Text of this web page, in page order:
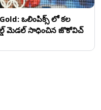
ఒలింపిక్స్ లో క‌ల
మెడ‌ల్ సాధించిన జొకోవిచ్